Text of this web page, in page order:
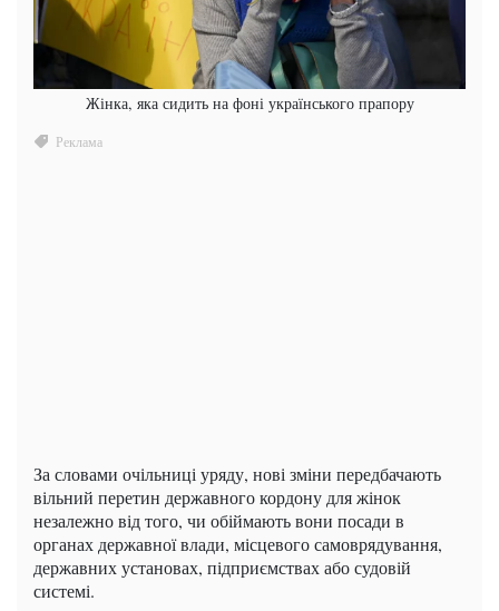
Жінка, яка сидить на фоні українського прапору
За словами очільниці уряду, нові зміни передбачають
вільний перетин державного кордону для жінок
незалежно від того, чи обіймають вони посади в
органах державної влади, місцевого самоврядування,
державних установах, підприємствах або судовій
системі.